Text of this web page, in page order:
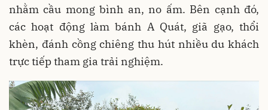
nhằm cầu mong bình an, no ấm. Bên cạnh đó,
các hoạt động làm bánh A Quát, giã gạo, thổi
khèn, đánh cồng chiêng thu hút nhiều du khách
trực tiếp tham gia trải nghiệm.